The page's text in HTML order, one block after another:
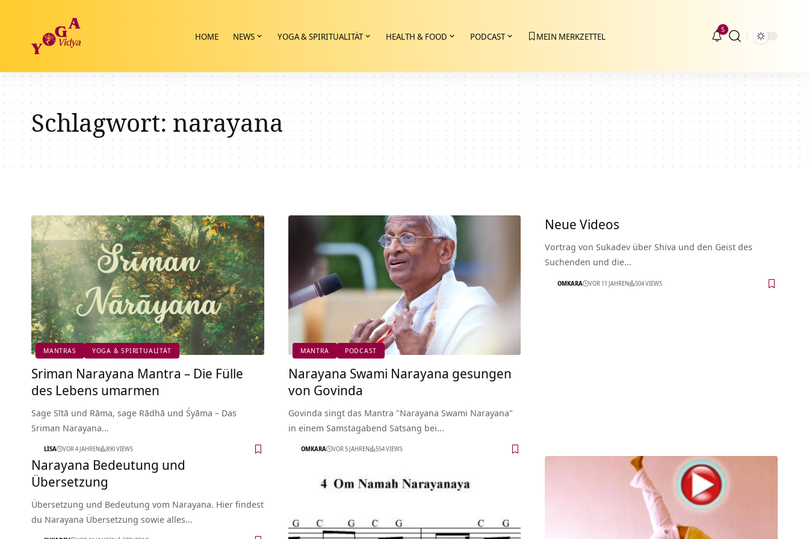
HOME NEWS YOGA & SPIRITUALITÄT HEALTH & FOOD PODCAST MEIN MERKZETTEL
5
Schlagwort:narayana
MANTRAS YOGA & SPIRITUALITÄT
Sriman Narayana Mantra – Die Fülle
des Lebens umarmen
Sage Sītā und Rāma, sage Rādhā und Śyāma – Das
Sriman Narayana…
LISA VOR 4 JAHREN 890 VIEWS
MANTRA PODCAST
Narayana Swami Narayana gesungen
von Govinda
Govinda singt das Mantra "Narayana Swami Narayana"
in einem Samstagabend Satsang bei…
OMKARA VOR 5 JAHREN 554 VIEWS
Neue Videos
Vortrag von Sukadev über Shiva und den Geist des
Suchenden und die…
OMKARA VOR 11 JAHREN 504 VIEWS
Narayana Bedeutung und
Übersetzung
Übersetzung und Bedeutung vom Narayana. Hier findest
du Narayana Übersetzung sowie alles…